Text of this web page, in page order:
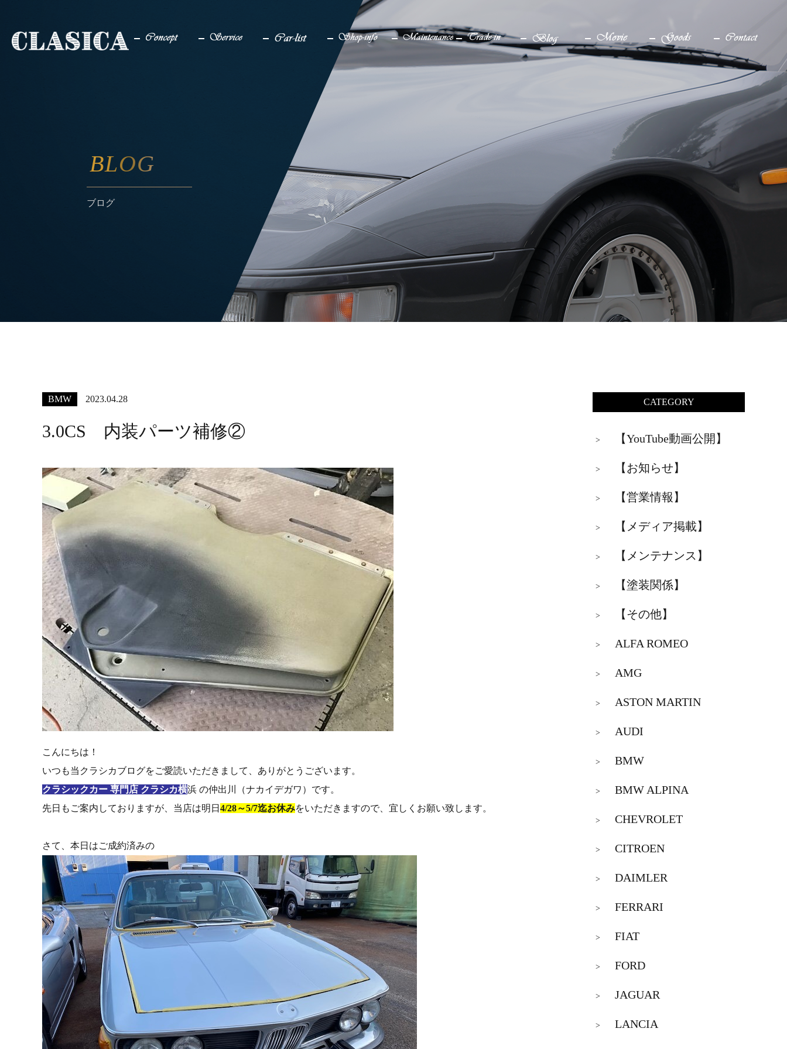
検索
店舗情報
メディア
アクセス ブログ YouTube お問い合わせ
BLOG
ブログ
BMW 2023.04.28
3.0CS 内装パーツ補修②
こんにちは！
いつも当クラシカブログをご愛読いただきまして、ありがとうございます。
クラシックカー 専門店 クラシカ横浜 の仲出川（ナカイデガワ）です。
先日もご案内しておりますが、当店は明日 4/28～5/7迄お休みをいただきますので、宜しくお願い致します。
さて、本日はご成約済みの
CATEGORY
> 【YouTube動画公開】
> 【お知らせ】
> 【営業情報】
> 【メディア掲載】
> 【メンテナンス】
> 【塗装関係】
> 【その他】
> ALFA ROMEO
> AMG
> ASTON MARTIN
> AUDI
> BMW
> BMW ALPINA
> CHEVROLET
> CITROEN
> DAIMLER
> FERRARI
> FIAT
> FORD
> JAGUAR
> LANCIA